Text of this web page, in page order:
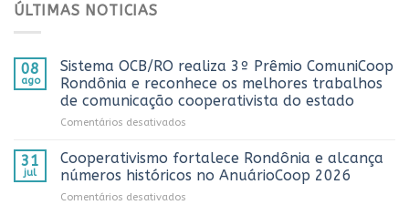
ÚLTIMAS NOTICIAS
08
ago
Sistema OCB/RO realiza 3º Prêmio ComuniCoop
Rondônia e reconhece os melhores trabalhos
de comunicação cooperativista do estado
Comentários desativados
OCB/RO
3º
31
jul
Cooperativismo fortalece Rondônia e alcança
números históricos no AnuárioCoop 2026
Comentários desativados